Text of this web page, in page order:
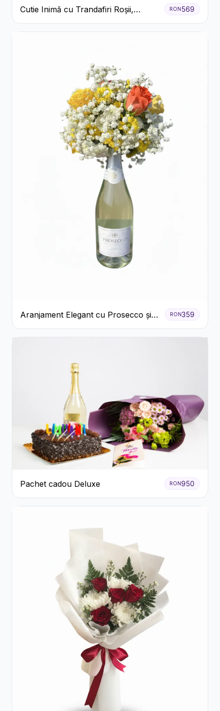
Cutie Inimă cu Trandafiri Roșii,
Crizanteme Albe și Bomboane
Raffaello
RON569
Aranjament Elegant cu Prosecco și
Flori Galbene.
RON359
Pachet cadou Deluxe RON950